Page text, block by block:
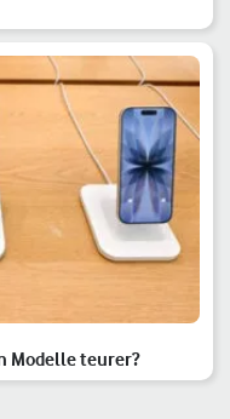
Modelle teurer?